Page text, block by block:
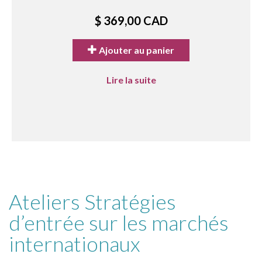
$ 369,00 CAD
Ajouter au panier
Lire la suite
Ateliers Stratégies
d’entrée sur les marchés
internationaux